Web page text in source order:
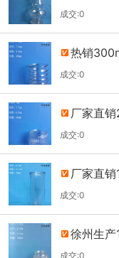
批发
成交:0
热销
成交:0
厂家直
成交:0
厂家直
成交:0
徐州生
发
成交:0